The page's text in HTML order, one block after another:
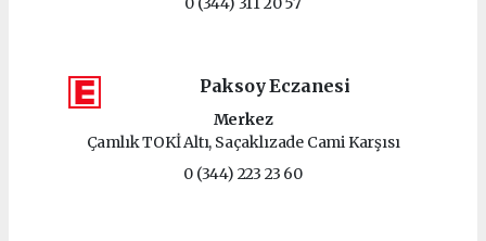
Paksoy Eczanesi
Merkez
Çamlık TOKİ Altı, Saçaklızade Cami Karşısı
0 (344) 223 23 60